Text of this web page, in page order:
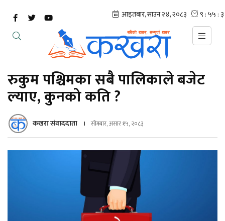
रुकुम पश्चिमका सबै पालिकाले बजेट
ल्याए, कुनको कति ?
कखरा संवाददाता सोमबार, असार १५, २०८३